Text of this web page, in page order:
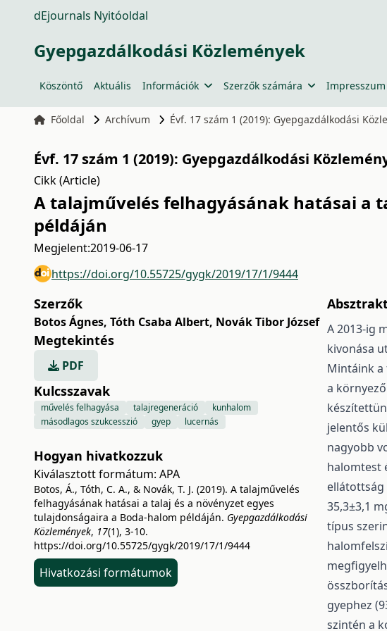
dEjournals Nyitóoldal
Gyepgazdálkodási Közlemények
Köszöntő Aktuális Információk Szerzők számára Impresszum
Főoldal Archívum Évf. 17 szám 1 (2019): Gyepgazdálkodási
Évf. 17 szám 1 (2019): Gyepgazdálkodási
Cikk (Article)
A talajművelés felhagyásának hatásai a
példáján
Megjelent:2019-06-17
https://doi.org/10.55725/gygk/2019/17/1/9444
Szerzők
Botos Ágnes, Tóth Csaba Albert, Novák Tibor József
Megtekintés
PDF
Kulcsszavak
művelés felhagyása talajregeneráció
kunhalom
másodlagos szukcesszió
gyep lucernás
Hogyan hivatkozzuk
Kiválasztott formátum: APA
Botos, Á., Tóth, C. A., & Novák, T. J. (2019). A talajművelés
felhagyásának hatásai a talaj és a növényzet egyes
tulajdonságaira a Boda-halom példáján. Gyepgazdálkodási
Közlemények, 17(1), 3-10.
https://doi.org/10.55725/gygk/2019/17/1/9444
Hivatkozási formátumok
A 2013-ig
kivonása
Mintáink
a
jelentős
nagyobb
halomtest
ellátottság
35,3±3,1
típus
gyephez
szintén a